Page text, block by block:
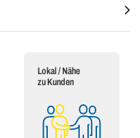
Lokal / Nähe
zu Kunden